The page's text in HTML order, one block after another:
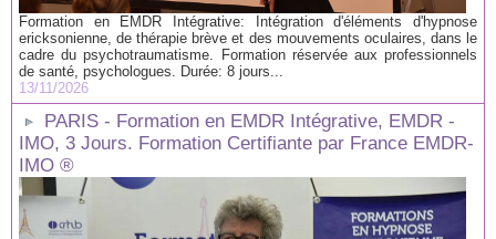
Formation en EMDR Intégrative: Intégration d'éléments d'hypnose
ericksonienne, de thérapie brève et des mouvements oculaires, dans le
cadre du psychotraumatisme. Formation réservée aux professionnels
de santé, psychologues. Durée: 8 jours...
13/11/2026
PARIS - Formation en EMDR Intégrative, EMDR -
IMO, 3 Jours. Formation Certifiante par France EMDR-
IMO ®